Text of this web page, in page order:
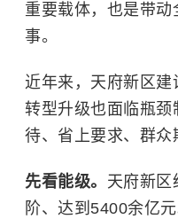
重要载体，也是带
事。
近年来，天府新区
转型升级也面临瓶颈
待、省上要求、群众
先看能级。 天府新区
阶、达到5400余亿